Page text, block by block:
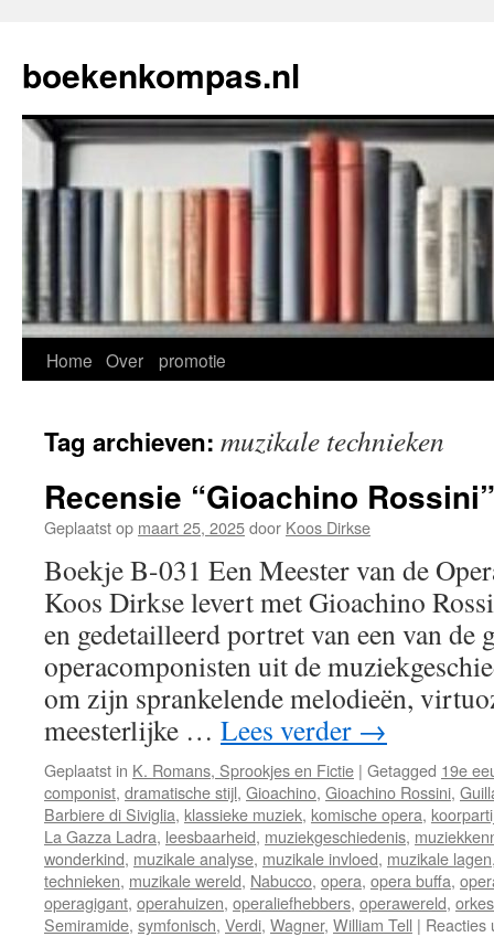
de
inhoud
boekenkompas.nl
Home Over promotie
Tag archieven: muzikale technieken
Recensie “Gioachino Rossini”
Geplaatst op maart 25, 2025door Koos Dirkse
Boekje B-031 Een Meester van de
Koos Dirkse levert met Gioachino
en gedetailleerd portret van een van de
operacomponisten uit de
om zijn sprankelende melodieën,
meesterlijke … Lees verder →
Geplaatst in K. Romans, Sprookjes en Fictie | Getagged 19e
componist, dramatische stijl, Gioachino, Gioachino Rossini,
Barbiere di Siviglia, klassieke muziek, komische opera,
La Gazza Ladra, leesbaarheid, muziekgeschiedenis,
wonderkind, muzikale analyse, muzikale invloed, muzikale lagen
technieken, muzikale wereld, Nabucco, opera, opera buffa,
operagigant, operahuizen, operaliefhebbers, operawereld,
Semiramide, symfonisch, Verdi, Wagner, William Tell | Reacties